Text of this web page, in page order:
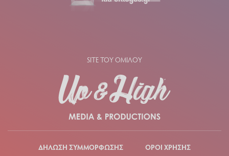
SITE ΤΟΥ ΟΜΙΛΟΥ
ΔΗΛΩΣΗ ΣΥΜΜΟΡΦΩΣΗΣ
ΟΡΟΙ ΧΡΗΣΗΣ